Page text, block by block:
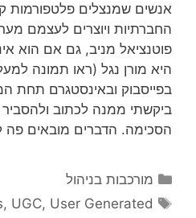
אנשים שמנצלים פלטפורמות
החברתיות ויוצרים לעצמם
פוטנציאל מניב, גם אם הוא
היא מורן נגל (ראו תמונה
בפייסבוק ובאינסטגרם תחת
ביקשתי ממנה לכתוב
הסכימה. הדברים מובאים פה
קטגוריות
מורכבות בניהול
תגיות
, UGC, User Generated